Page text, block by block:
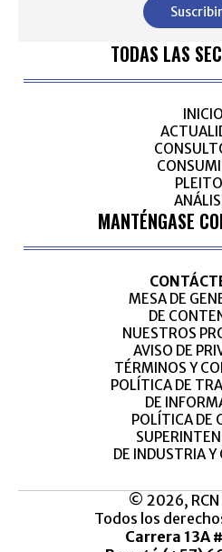
TODAS LAS
INICIO
MANTÉNGASE
MESA DE
DE
NUESTROS
AVISO DE
TÉRMINOS Y
POLÍTICA DE
DE
POLÍTICA DE
DE INDUSTRIA Y
© 2026,
Todos los
Carrera 13A